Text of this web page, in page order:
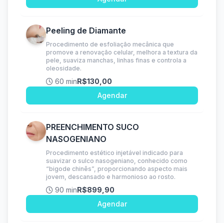
Peeling de Diamante
Procedimento de esfoliação mecânica que
promove a renovação celular, melhora a textura da
pele, suaviza manchas, linhas finas e controla a
oleosidade.
60 minR$130,00
Agendar
PREENCHIMENTO SUCO
NASOGENIANO
Procedimento estético injetável indicado para
suavizar o sulco nasogeniano, conhecido como
“bigode chinês”, proporcionando aspecto mais
jovem, descansado e harmonioso ao rosto.
90 minR$899,90
Agendar